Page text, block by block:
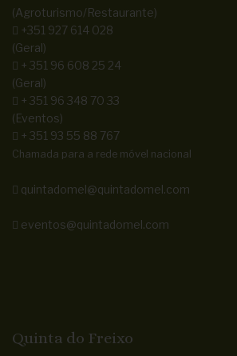
(Agroturismo/Restaurante)
+351 927 614 028
(Geral)
+ 351 96 608 25 24
(Geral)
+ 351 96 348 70 33
(Eventos)
+ 351 93 55 88 767
Chamada para a rede móvel nacional
quintadomel@quintadomel.com
eventos@quintadomel.com
Quinta do Freixo